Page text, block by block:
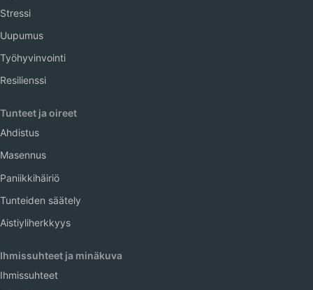
Stressi
Uupumus
Työhyvinvointi
Resilienssi
Tunteet ja oireet
Ahdistus
Masennus
Paniikkihäiriö
Tunteiden säätely
Aistiyliherkkyys
Ihmissuhteet ja minäkuva
Ihmissuhteet